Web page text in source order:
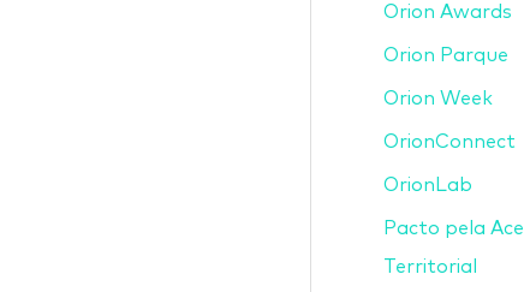
Orion Awards
Orion Parque
Orion Week
OrionConnect
OrionLab
Pacto pela
Territorial